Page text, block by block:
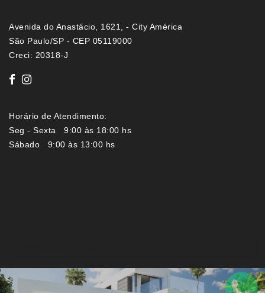
Avenida do Anastácio, 1621, - City América
São Paulo/SP - CEP 05119000
Creci: 20318-J
Horário de Atendimento:
Seg - Sexta 9:00 às 18:00 hs
Sábado 9:00 às 13:00 hs